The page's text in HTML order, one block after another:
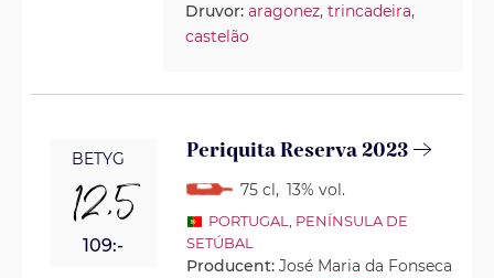
Druvor: aragonez,trincadeira,
castelão
BETYG
12,5
109:-
Periquita Reserva 2023
75 cl, 13% vol.
PORTUGAL
PENÍNSULA DE
SETÚBAL
Producent:José Maria da Fonseca